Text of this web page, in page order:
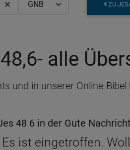
ZU
- alle
und in unserer Online-
48 6 in der Gute
ist eingetroffen.